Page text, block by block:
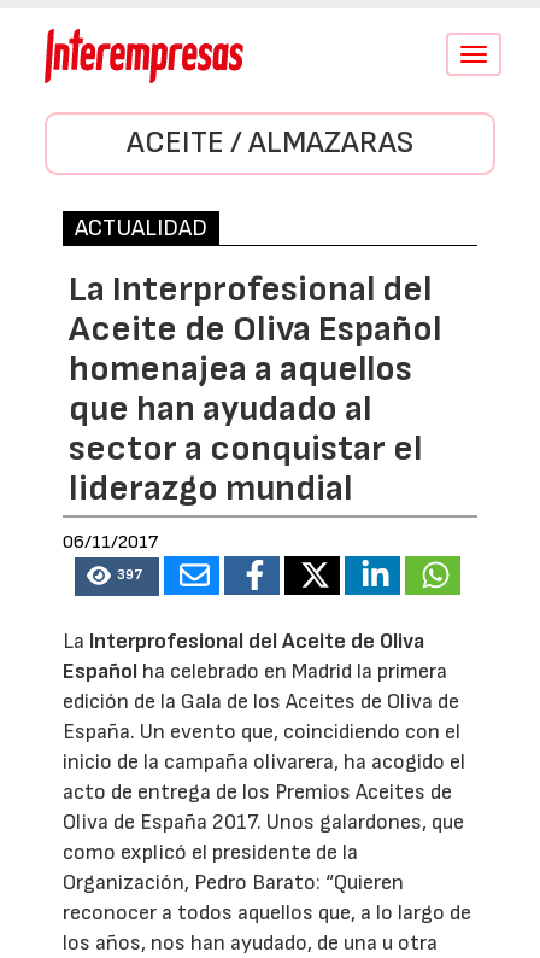
Conmutar
ACEITE / ALMAZARAS
ACTUALIDAD
La Interprofesional del
Aceite de Oliva Español
homenajea a aquellos
que han ayudado al
sector a conquistar el
liderazgo mundial
06/11/2017
397
La Interprofesional del Aceite de Oliva
Español ha celebrado en Madrid la primera
edición de la Gala de los Aceites de Oliva de
España. Un evento que, coincidiendo con el
inicio de la campaña olivarera, ha acogido el
acto de entrega de los Premios Aceites de
Oliva de España 2017. Unos galardones, que
como explicó el presidente de la
Organización, Pedro Barato: “Quieren
reconocer a todos aquellos que, a lo largo de
los años, nos han ayudado, de una u otra